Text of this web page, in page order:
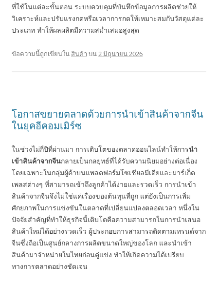
ที่ใช้ในแต่ละขั้นตอน ระบบควบคุมที่บันทึกข้อมูลการผลิตช่วยให้
วิเคราะห์และปรับแรงกดหรือเวลาการกดให้เหมาะสมกับวัสดุแต่ละ
ประเภท ทำให้ผลผลิตมีความสม่ำเสมอสูงสุด
ข้อความนี้ถูกเขียนใน สินค้า บน2 มิถุนายน 2026
โอกาสขยายตลาดด้วยการนำเข้าสินค้าจากจีน
ในยุคอีคอมเมิร์ซ
ในช่วงไม่กี่ปีที่ผ่านมา การเติบโตของตลาดออนไลน์ทำให้การนำ
เข้าสินค้าจากจีนกลายเป็นกลยุทธ์ที่ได้รับความนิยมอย่างต่อเนื่อง
โดยเฉพาะในกลุ่มผู้ค้าบนแพลตฟอร์มโซเชียลมีเดียและมาร์เก็ต
เพลสต่างๆ ที่สามารถเข้าถึงลูกค้าได้ง่ายและรวดเร็ว การนำเข้า
สินค้าจากจีนจึงไม่ใช่แค่เรื่องของต้นทุนที่ถูก แต่ยังเป็นการเพิ่ม
ศักยภาพในการแข่งขันในตลาดที่เปลี่ยนแปลงตลอดเวลา หนึ่งใน
ปัจจัยสำคัญที่ทำให้ธุรกิจนี้เติบโตคือความสามารถในการนำเสนอ
สินค้าใหม่ได้อย่างรวดเร็ว ผู้ประกอบการสามารถติดตามเทรนด์จาก
จีนซึ่งถือเป็นศูนย์กลางการผลิตขนาดใหญ่ของโลก และนำเข้า
สินค้ามาจำหน่ายในไทยก่อนคู่แข่ง ทำให้เกิดความได้เปรียบ
ทางการตลาดอย่างชัดเจน